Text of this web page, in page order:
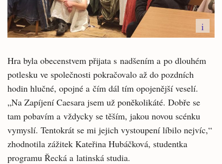
i
Hra byla obecenstvem přijata s nadšením a po dlouhém
potlesku ve společnosti pokračovalo až do pozdních
hodin hlučné, opojné a čím dál tím opojenější veselí.
„Na Zapíjení Caesara jsem už poněkolikáté. Dobře se
tam pobavím a vždycky se těším, jakou novou scénku
vymyslí. Tentokrát se mi jejich vystoupení líbilo nejvíc,“
zhodnotila zážitek Kateřina Hubáčková, studentka
programu Řecká a latinská studia.